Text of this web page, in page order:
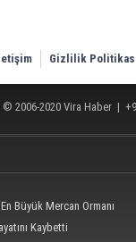
Gizlilik
© 2006-2020Vira Haber |
Büyük Mercan Ormanı
Kaybetti